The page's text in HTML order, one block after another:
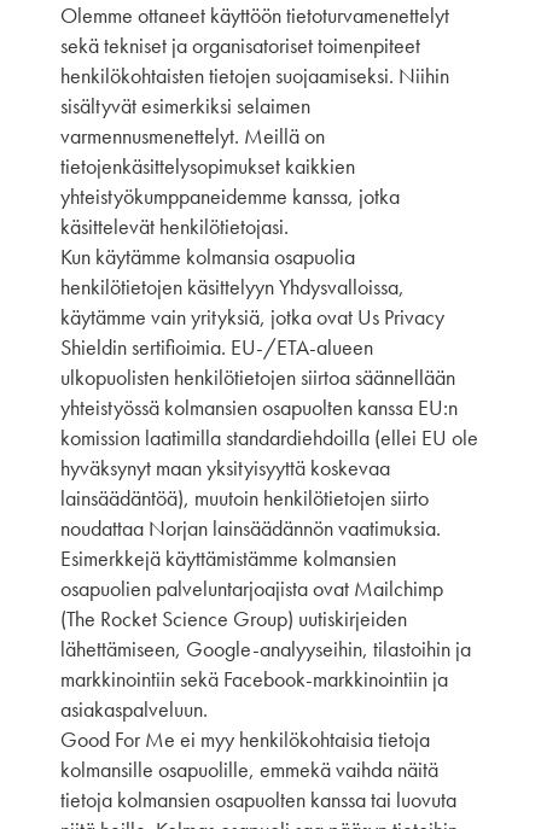
Olemme ottaneet käyttöön tietoturvamenettelyt
sekä tekniset ja organisatoriset toimenpiteet
henkilökohtaisten tietojen suojaamiseksi. Niihin
sisältyvät esimerkiksi selaimen
varmennusmenettelyt. Meillä on
tietojenkäsittelysopimukset kaikkien
yhteistyökumppaneidemme kanssa, jotka
käsittelevät henkilötietojasi.
Kun käytämme kolmansia osapuolia
henkilötietojen käsittelyyn Yhdysvalloissa,
käytämme vain yrityksiä, jotka ovat Us Privacy
Shieldin sertifioimia. EU-/ETA-alueen
ulkopuolisten henkilötietojen siirtoa säännellään
yhteistyössä kolmansien osapuolten kanssa EU:n
komission laatimilla standardiehdoilla (ellei EU ole
hyväksynyt maan yksityisyyttä koskevaa
lainsäädäntöä), muutoin henkilötietojen siirto
noudattaa Norjan lainsäädännön vaatimuksia.
Esimerkkejä käyttämistämme kolmansien
osapuolien palveluntarjoajista ovat Mailchimp
(The Rocket Science Group) uutiskirjeiden
lähettämiseen, Google-analyyseihin, tilastoihin ja
markkinointiin sekä Facebook-markkinointiin ja
asiakaspalveluun.
Good For Me ei myy henkilökohtaisia ​​tietoja
kolmansille osapuolille, emmekä vaihda näitä
tietoja kolmansien osapuolten kanssa tai luovuta